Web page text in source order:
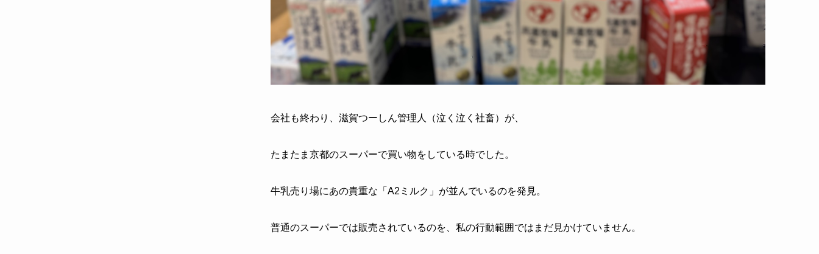
会社も終わり、滋賀つーしん管理人（泣く泣く社畜）が、
たまたま京都のスーパーで買い物をしている時でした。
牛乳売り場にあの貴重な「A2ミルク」が並んでいるのを発見。
普通のスーパーでは販売されているのを、私の行動範囲ではまだ見かけていません。